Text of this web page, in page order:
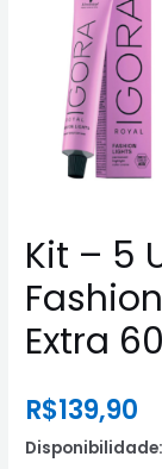
Kit – 5
Extra
R$139,90
Disponibilidade: